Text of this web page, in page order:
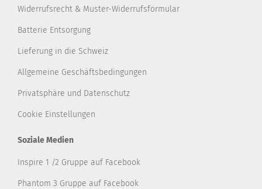
Widerrufsrecht & Muster-Widerrufsformular
Batterie Entsorgung
Lieferung in die Schweiz
Allgemeine Geschäftsbedingungen
Privatsphäre und Datenschutz
Cookie Einstellungen
Soziale Medien
Inspire 1 /2 Gruppe auf Facebook
Phantom 3 Gruppe auf Facebook